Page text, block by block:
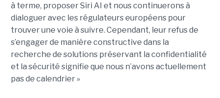
à terme, proposer Siri AI et nous continuerons à
dialoguer avec les régulateurs européens pour
trouver une voie à suivre. Cependant, leur refus de
s’engager de manière constructive dans la
recherche de solutions préservant la confidentialité
et la sécurité signifie que nous n’avons actuellement
pas de calendrier »